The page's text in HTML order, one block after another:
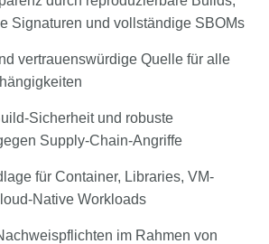
Signaturen und vollständige SBOMs
vertrauenswürdige Quelle für alle
Sicherheit und robuste
Supply-Chain-Angriffe
für Container, Libraries, VM-
Native Workloads
im Rahmen von